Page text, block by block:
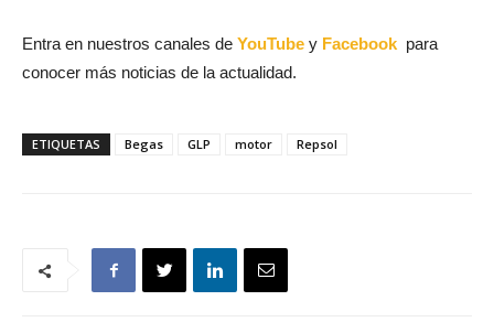
Entra en nuestros canales de YouTube y Facebook para
conocer más noticias de la actualidad.
ETIQUETAS Begas GLP motor Repsol